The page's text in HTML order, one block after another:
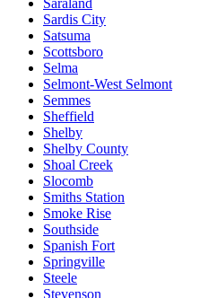
Sardis City
Satsuma
Scottsboro
Selma
Selmont-West Selmont
Semmes
Sheffield
Shelby
Shelby County
Shoal Creek
Slocomb
Smiths Station
Smoke Rise
Southside
Spanish Fort
Springville
Steele
Stevenson